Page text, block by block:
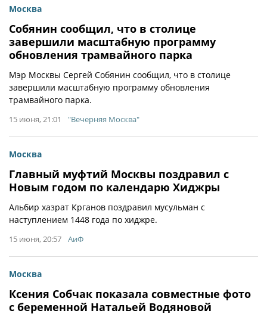
Москва
Собянин сообщил, что в столице
завершили масштабную программу
обновления трамвайного парка
Мэр Москвы Сергей Собянин сообщил, что в столице
завершили масштабную программу обновления
трамвайного парка.
15 июня, 21:01 "Вечерняя Москва"
Москва
Главный муфтий Москвы поздравил с
Новым годом по календарю Хиджры
Альбир хазрат Крганов поздравил мусульман с
наступлением 1448 года по хиджре.
15 июня, 20:57 АиФ
Москва
Ксения Собчак показала совместные фото
с беременной Натальей Водяновой